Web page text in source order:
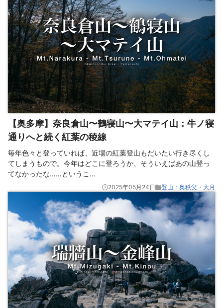
【奥多摩】奈良倉山〜鶴寝山〜大マテイ山：牛ノ寝
通りへと続く紅葉の稜線
毎年色々と登っていれば、近場の紅葉登山もだいたい行き尽くし
てしまうもので。今年はどこに登ろうか、そういえばあの山登っ
てなかったな……というこ ...
2025年05月24日 登山：奥秩父・大月